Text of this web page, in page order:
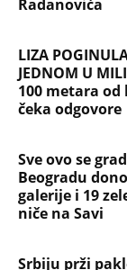
Radanovića
LIZA
JEDNOM U
100 metara
čeka odgovore
Sve ovo se
Beogradu
galerije i 19
niče na Savi
Srbiju prži